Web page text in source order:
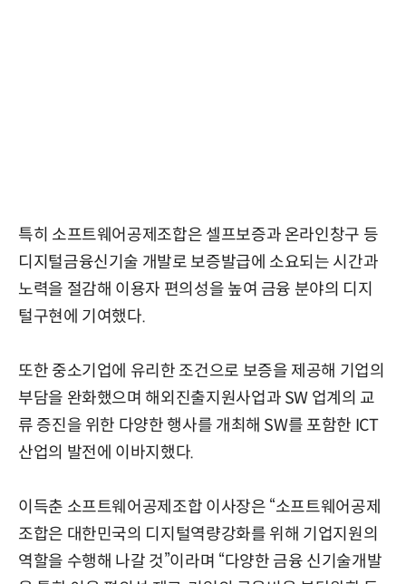
특히 소프트웨어공제조합은 셀프보증과 온라인창구 등
디지털금융신기술 개발로 보증발급에 소요되는 시간과
노력을 절감해 이용자 편의성을 높여 금융 분야의 디지
털구현에 기여했다.
또한 중소기업에 유리한 조건으로 보증을 제공해 기업의
부담을 완화했으며 해외진출지원사업과 SW 업계의 교
류 증진을 위한 다양한 행사를 개최해 SW를 포함한 ICT
산업의 발전에 이바지했다.
이득춘 소프트웨어공제조합 이사장은 “소프트웨어공제
조합은 대한민국의 디지털역량강화를 위해 기업지원의
역할을 수행해 나갈 것”이라며 “다양한 금융 신기술개발